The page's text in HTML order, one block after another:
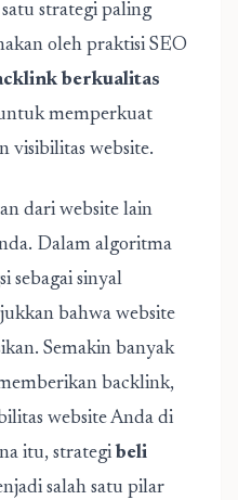
strategi paling
oleh praktisi SEO
berkualitas
memperkuat
visibilitas website.
dari website lain
Dalam algoritma
sebagai sinyal
bahwa website
Semakin banyak
backlink,
website Anda di
itu, strategi beli
salah satu pilar